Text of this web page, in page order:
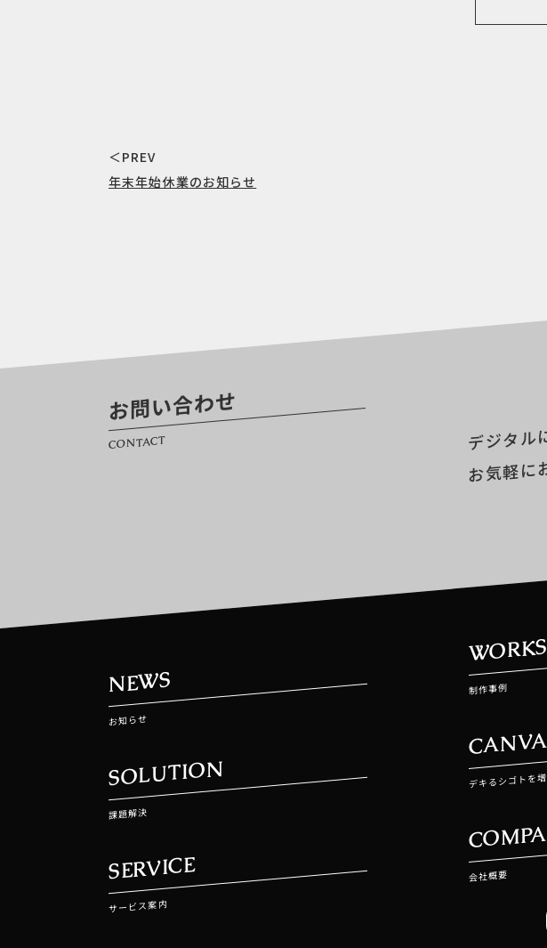
＜PREV
年末年始休業のお知らせ
お問い合わせ
CONTACT デジタル
お気軽に
NEWS
お知らせ
SOLUTION
課題解決
SERVICE
サービス案内
WORKS
制作事例
デキるシゴトを
会社概要